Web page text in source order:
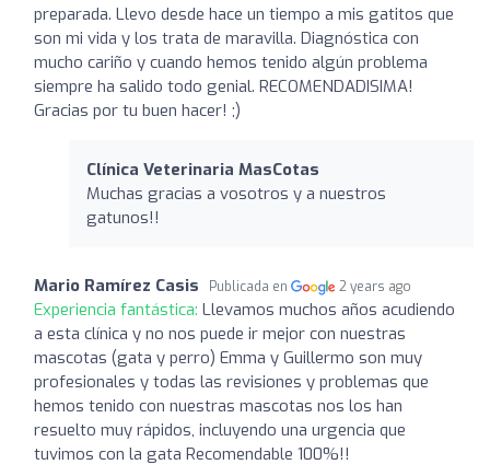
preparada. Llevo desde hace un tiempo a mis gatitos que
son mi vida y los trata de maravilla. Diagnóstica con
mucho cariño y cuando hemos tenido algún problema
siempre ha salido todo genial. RECOMENDADISIMA!
Gracias por tu buen hacer! ;)
Clínica Veterinaria MasCotas
Muchas gracias a vosotros y a nuestros
gatunos!!
Mario Ramírez Casis Publicada en 2 years ago
Experiencia fantástica: Llevamos muchos años acudiendo
a esta clínica y no nos puede ir mejor con nuestras
mascotas (gata y perro) Emma y Guillermo son muy
profesionales y todas las revisiones y problemas que
hemos tenido con nuestras mascotas nos los han
resuelto muy rápidos, incluyendo una urgencia que
tuvimos con la gata Recomendable 100%!!